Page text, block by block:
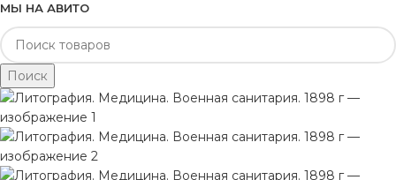
МЫ НА АВИТО
Поиск